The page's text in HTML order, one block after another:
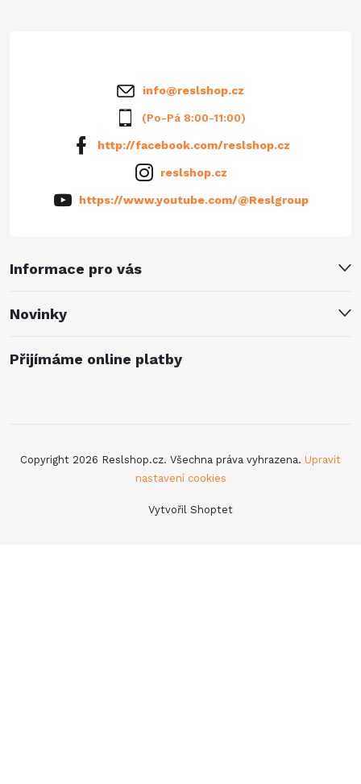
Informace pro vás
Novinky
info@reslshop.cz
(Po-Pá 8:00-11:00)
http://facebook.com/reslshop.cz
reslshop.cz
https://www.youtube.com/@Reslgroup
Přijímáme online platby
Vytvořil Shoptet
Copyright 2026 Reslshop.cz. Všechna práva vyhrazena. Upravit
nastavení cookies